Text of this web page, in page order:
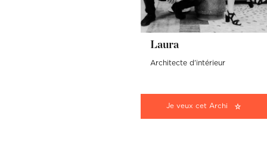
Laura
Architecte d'intérieur
Je veux cet Archi